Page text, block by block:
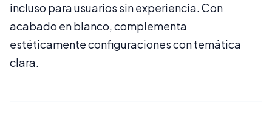
incluso para usuarios sin experiencia. Con
acabado en blanco, complementa
estéticamente configuraciones con temática
clara.